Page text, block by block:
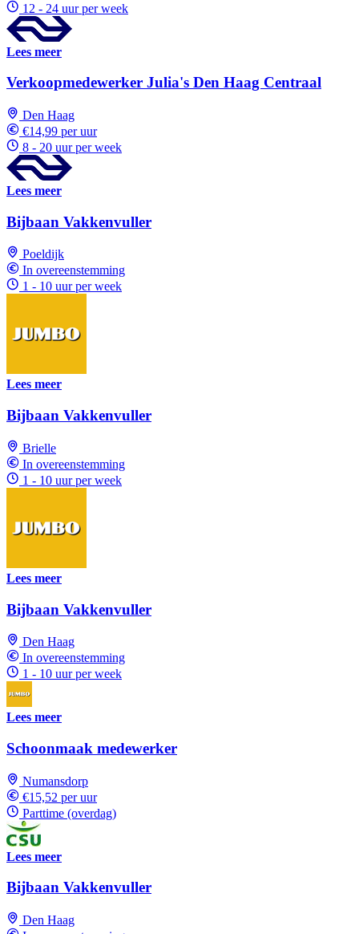
12 - 24 uur per week
Lees meer
Verkoopmedewerker Julia's Den Haag Centraal
Den Haag
€14,99 per uur
8 - 20 uur per week
Lees meer
Bijbaan Vakkenvuller
Poeldijk
In overeenstemming
1 - 10 uur per week
Lees meer
Bijbaan Vakkenvuller
Brielle
In overeenstemming
1 - 10 uur per week
Lees meer
Bijbaan Vakkenvuller
Den Haag
In overeenstemming
1 - 10 uur per week
Lees meer
Schoonmaak medewerker
Numansdorp
€15,52 per uur
Parttime (overdag)
Lees meer
Bijbaan Vakkenvuller
Den Haag